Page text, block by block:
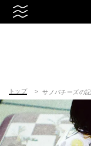
トップ サノバチーズの